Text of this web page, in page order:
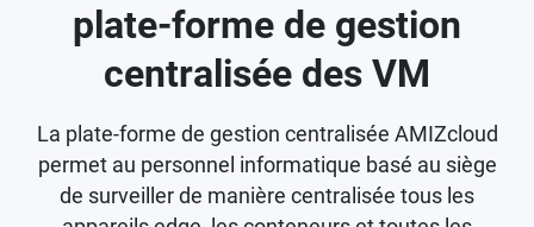
plate-forme de gestion
centralisée des VM
La plate-forme de gestion centralisée AMIZcloud
permet au personnel informatique basé au siège
de surveiller de manière centralisée tous les